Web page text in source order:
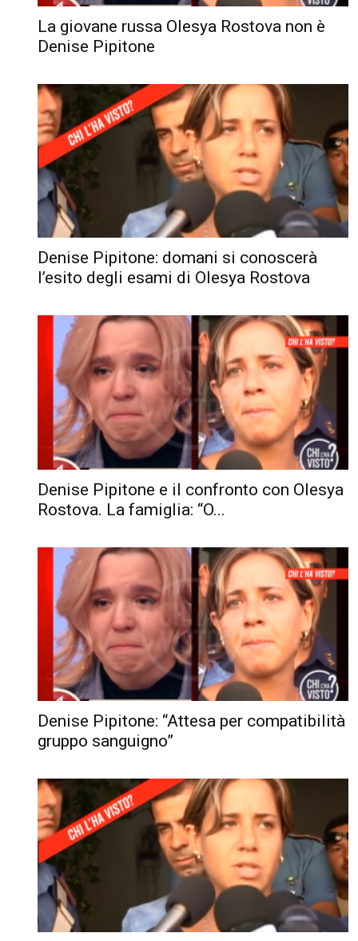
La giovane russa Olesya Rostova non è
Denise Pipitone
Denise Pipitone: domani si conoscerà
l’esito degli esami di Olesya Rostova
Denise Pipitone e il confronto con Olesya
Rostova. La famiglia: “O...
Denise Pipitone: “Attesa per compatibilità
gruppo sanguigno”